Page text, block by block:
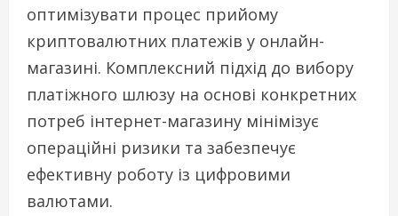
оптимізувати процес прийому
криптовалютних платежів у онлайн-
магазині. Комплексний підхід до вибору
платіжного шлюзу на основі конкретних
потреб інтернет-магазину мінімізує
операційні ризики та забезпечує
ефективну роботу із цифровими
валютами.